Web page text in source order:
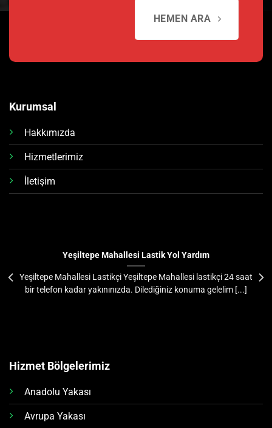
HEMEN ARA
Kurumsal
Hakkımızda
Hizmetlerimiz
İletişim
Yeşiltepe Mahallesi Lastik Yol Yardım
Yeşiltepe Mahallesi Lastikçi Yeşiltepe Mahallesi lastikçi 24 saat
bir telefon kadar yakınınızda. Dilediğiniz konuma gelelim [...]
Hizmet Bölgelerimiz
Anadolu Yakası
Avrupa Yakası